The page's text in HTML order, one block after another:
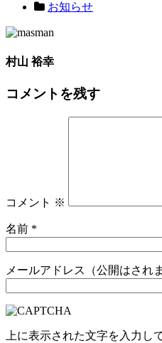
お知らせ
村山 裕幸
コメントを残す
コメント ※
名前 *
メールアドレス（公開はされ
上に表示された文字を入力し